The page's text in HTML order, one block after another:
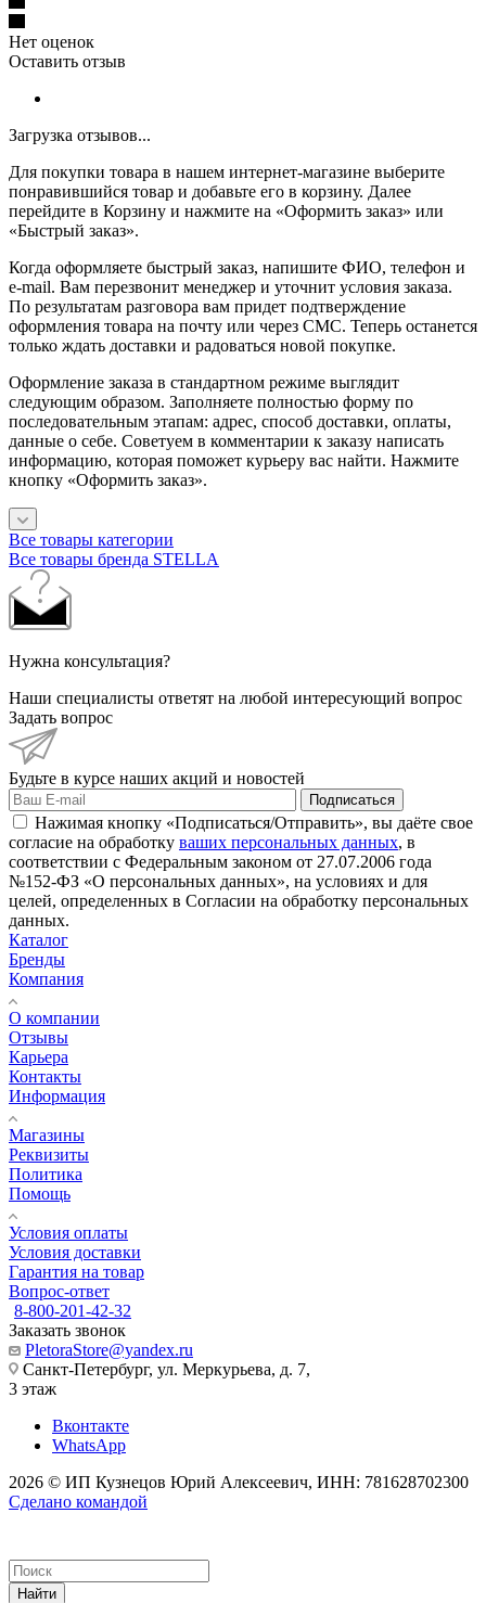
Нет оценок
Оставить отзыв
Загрузка отзывов...
Для покупки товара в нашем интернет-магазине выберите
понравившийся товар и добавьте его в корзину. Далее
перейдите в Корзину и нажмите на «Оформить заказ» или
«Быстрый заказ».
Когда оформляете быстрый заказ, напишите ФИО, телефон и
e-mail. Вам перезвонит менеджер и уточнит условия заказа.
По результатам разговора вам придет подтверждение
оформления товара на почту или через СМС. Теперь останется
только ждать доставки и радоваться новой покупке.
Оформление заказа в стандартном режиме выглядит
следующим образом. Заполняете полностью форму по
последовательным этапам: адрес, способ доставки, оплаты,
данные о себе. Советуем в комментарии к заказу написать
информацию, которая поможет курьеру вас найти. Нажмите
кнопку «Оформить заказ».
Все товары категории
Все товары бренда STELLA
Нужна консультация?
Наши специалисты ответят на любой интересующий вопрос
Задать вопрос
Будьте в курсе наших акций и новостей
Подписаться
Нажимая кнопку «Подписаться/Отправить», вы даёте свое
согласие на обработку ваших персональных данных, в
соответствии с Федеральным законом от 27.07.2006 года
№152-ФЗ «О персональных данных», на условиях и для
целей, определенных в Согласии на обработку персональных
данных.
Каталог
Бренды
Компания
О компании
Отзывы
Карьера
Контакты
Информация
Магазины
Реквизиты
Политика
Помощь
Условия оплаты
Условия доставки
Гарантия на товар
Вопрос-ответ
8-800-201-42-32
Заказать звонок
PletoraStore@yandex.ru
Санкт-Петербург, ул. Меркурьева, д. 7,
3 этаж
Вконтакте
WhatsApp
2026 © ИП Кузнецов Юрий Алексеевич, ИНН: 781628702300
Сделано командой
Найти